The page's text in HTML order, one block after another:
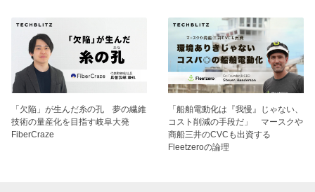
「欠陥」が生んだ糸の孔 夢の繊維
技術の量産化を目指す岐阜大発
FiberCraze
「船舶電動化は『我慢』じゃない、
コスト削減の手段だ」 マースクや
商船三井のCVCも出資する
Fleetzeroの論理